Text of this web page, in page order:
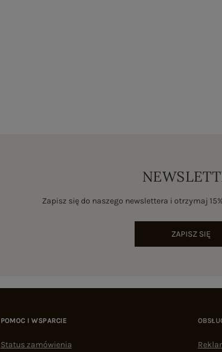
Zapisz się do naszego newslettera i otrzymaj
ZAPISZ SIĘ
POMOC I WSPARCIE
Status zamówienia